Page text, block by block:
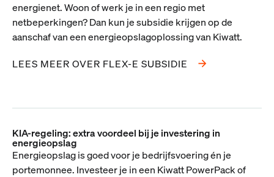
energienet. Woon of werk je in een regio met
netbeperkingen? Dan kun je subsidie krijgen op de
aanschaf van een energieopslagoplossing van Kiwatt.
LEES MEER OVER FLEX-E SUBSIDIE
KIA-regeling: extra voordeel bij je investering in
energieopslag
Energieopslag is goed voor je bedrijfsvoering én je
portemonnee. Investeer je in een Kiwatt PowerPack of